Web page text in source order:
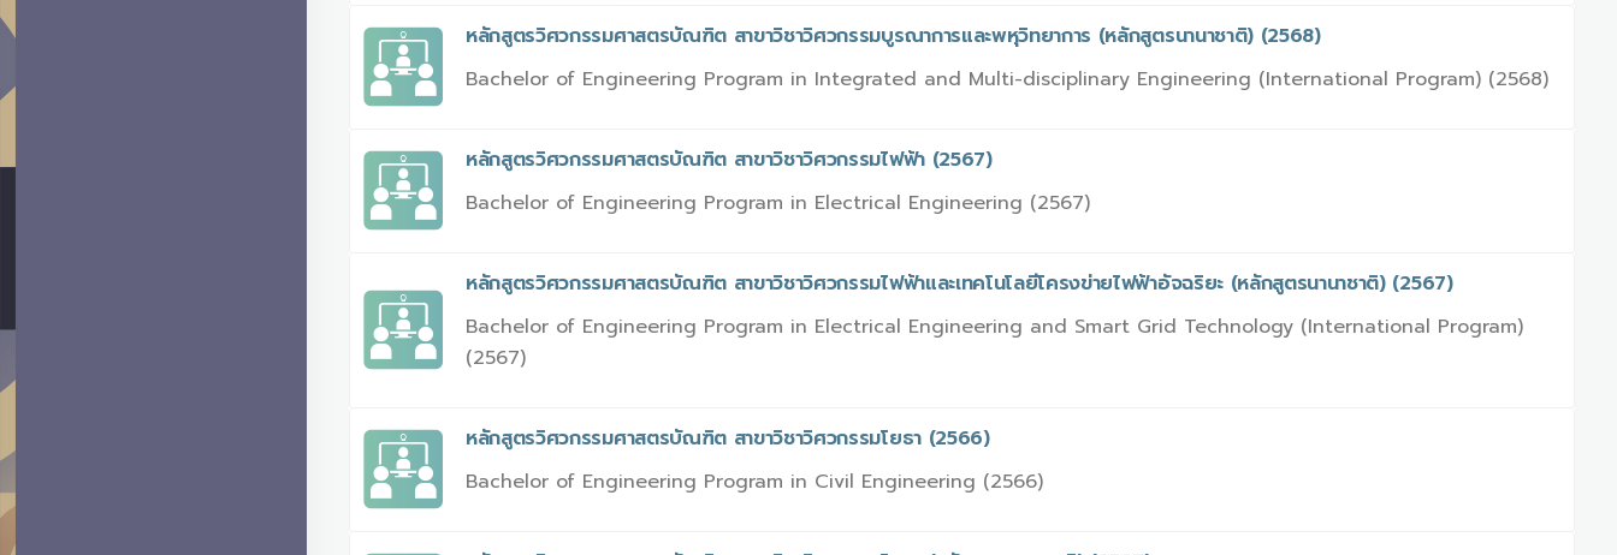
หลักสูตรวิศวกรรมศาสตรบัณฑิต สาขาวิชาวิศวกรรมบูรณาการและพหุวิทยาการ (หลักสูตรนานาชาติ) (2568)
Bachelor of Engineering Program in Integrated and Multi-disciplinary Engineering (International Program) (2568)
หลักสูตรวิศวกรรมศาสตรบัณฑิต สาขาวิชาวิศวกรรมไฟฟ้า (2567)
Bachelor of Engineering Program in Electrical Engineering (2567)
หลักสูตรวิศวกรรมศาสตรบัณฑิต สาขาวิชาวิศวกรรมไฟฟ้าและเทคโนโลยีโครงข่ายไฟฟ้าอัจฉริยะ (หลักสูตรนานาชาติ) (2567)
Bachelor of Engineering Program in Electrical Engineering and Smart Grid Technology (International Program)
(2567)
หลักสูตรวิศวกรรมศาสตรบัณฑิต สาขาวิชาวิศวกรรมโยธา (2566)
Bachelor of Engineering Program in Civil Engineering (2566)